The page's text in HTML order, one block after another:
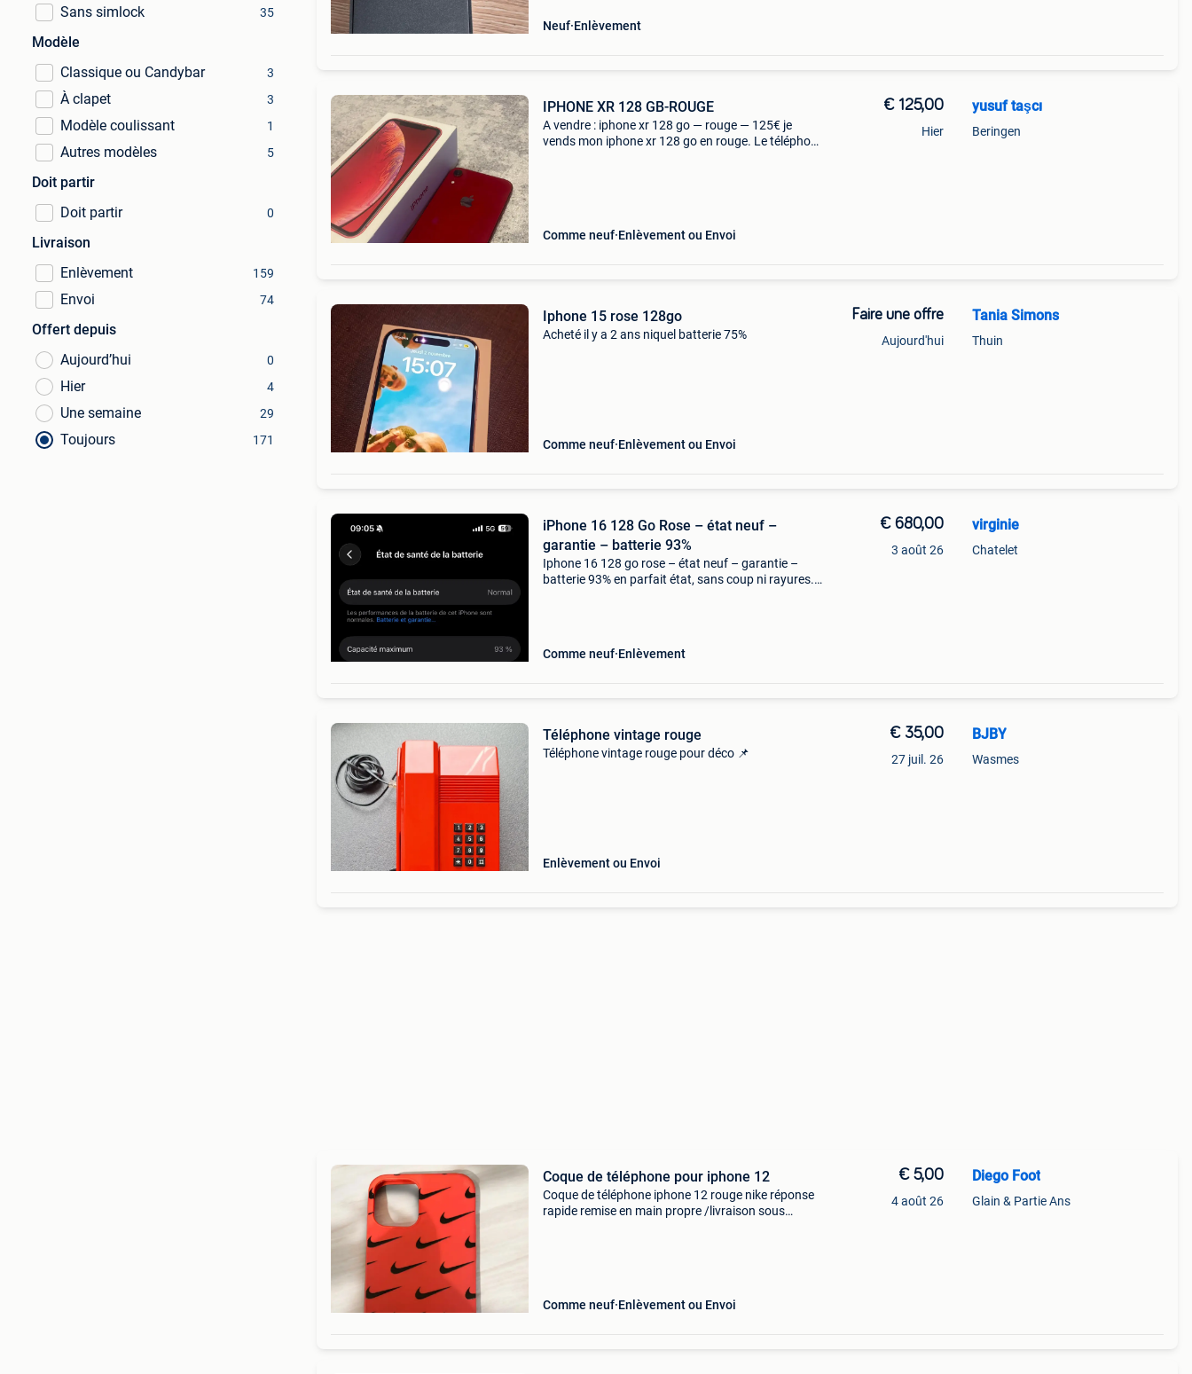
Sans simlock 35
Modèle
Classique ou Candybar
3
À clapet 3
Modèle coulissant 1
Autres modèles 5
Doit partir
Doit partir
0
Livraison
Enlèvement
159
Envoi 74
Offert depuis
Aujourd’hui
0
Hier 4
Une semaine 29
Toujours 171
Neuf Enlèvement
IPHONE XR 128 GB-ROUGE
A vendre : iphone xr 128 go — rouge — 125€ je
vends mon iphone xr 128 go en rouge. Le téléphone
Comme neuf Enlèvement ou Envoi
€ 125,00
Hier
yusuf taşcı
Beringen
Iphone 15 rose 128go
Acheté il y a 2 ans niquel batterie 75%
Comme neuf Enlèvement ou Envoi
Faire une offre
Aujourd'hui
Tania Simons
Thuin
iPhone 16 128 Go Rose – état neuf –
garantie – batterie 93%
Iphone 16 128 go rose – état neuf – garantie –
batterie 93% en parfait état, sans coup ni rayures.
Comme neuf Enlèvement
€ 680,00
3 août 26
virginie
Chatelet
Téléphone vintage rouge
Téléphone vintage rouge pour déco 📌
Enlèvement ou Envoi
€ 35,00
27 juil. 26
BJBY
Wasmes
Coque de téléphone pour iphone 12
Coque de téléphone iphone 12 rouge nike réponse
rapide remise en main propre /livraison sous
Comme neuf Enlèvement ou Envoi
€ 5,00
4 août 26
Diego Foot
Glain & Partie Ans